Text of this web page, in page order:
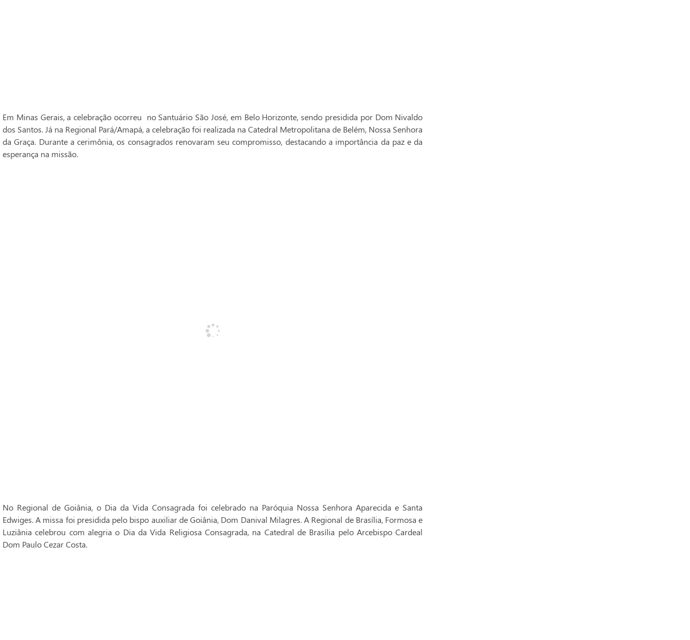
Em Minas Gerais, a celebração ocorreu no Santuário São José, em Belo Horizonte, sendo presidida por Dom Nivaldo
dos Santos. Já na Regional Pará/Amapá, a celebração foi realizada na Catedral Metropolitana de Belém, Nossa Senhora
da Graça. Durante a cerimônia, os consagrados renovaram seu compromisso, destacando a importância da paz e da
esperança na missão.
No Regional de Goiânia, o Dia da Vida Consagrada foi celebrado na Paróquia Nossa Senhora Aparecida e Santa
Edwiges. A missa foi presidida pelo bispo auxiliar de Goiânia, Dom Danival Milagres. A Regional de Brasília, Formosa e
Luziânia celebrou com alegria o Dia da Vida Religiosa Consagrada, na Catedral de Brasília pelo Arcebispo Cardeal
Dom Paulo Cezar Costa.